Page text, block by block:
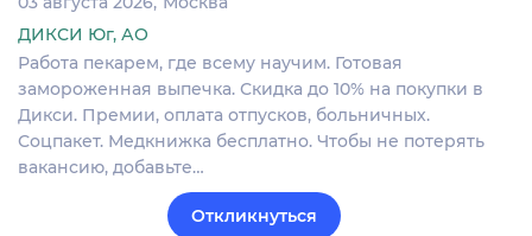
ДИКСИ Юг, АО
Работа пекарем, где всему научим. Готовая
замороженная выпечка. Скидка до 10% на покупки в
Дикси. Премии, оплата отпусков, больничных.
Соцпакет. Медкнижка бесплатно. Чтобы не потерять
вакансию, добавьте…
Откликнуться